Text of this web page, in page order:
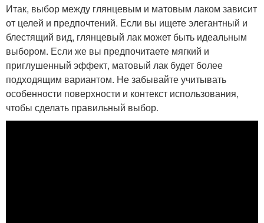
Итак, выбор между глянцевым и матовым лаком зависит
от целей и предпочтений. Если вы ищете элегантный и
блестящий вид, глянцевый лак может быть идеальным
выбором. Если же вы предпочитаете мягкий и
приглушенный эффект, матовый лак будет более
подходящим вариантом. Не забывайте учитывать
особенности поверхности и контекст использования,
чтобы сделать правильный выбор.